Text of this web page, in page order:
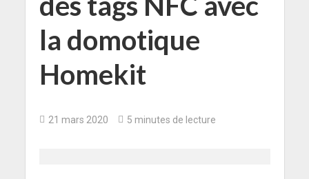
la domotique
Homekit
21 mars 2020 5 minutes de lecture